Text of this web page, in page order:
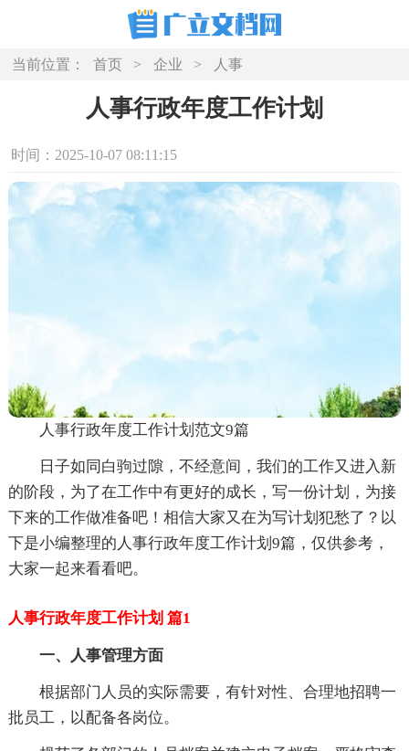
当前位置： 首页 > 企业 > 人事
人事行政年度工作计划
时间：2025-10-07 08:11:15
人事行政年度工作计划范文9篇
日子如同白驹过隙，不经意间，我们的工作又进入新
的阶段，为了在工作中有更好的成长，写一份计划，为接
下来的工作做准备吧！相信大家又在为写计划犯愁了？以
下是小编整理的人事行政年度工作计划9篇，仅供参考，
大家一起来看看吧。
人事行政年度工作计划 篇1
一、人事管理方面
根据部门人员的实际需要，有针对性、合理地招聘一
批员工，以配备各岗位。